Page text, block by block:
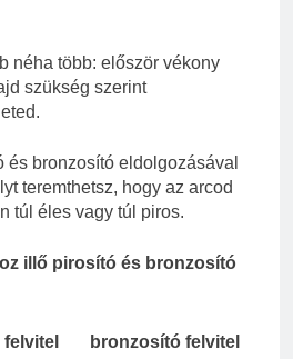
néha több: először vékony
szükség szerint
és bronzosító eldolgozásával
teremthetsz, hogy az arcod
túl éles vagy túl piros.
illő pirosító és bronzosító
bronzosító felvitel